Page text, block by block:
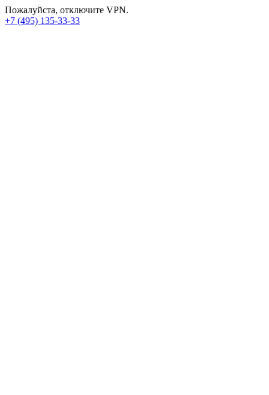
Пожалуйста, отключите VPN.
+7 (495) 135-33-33